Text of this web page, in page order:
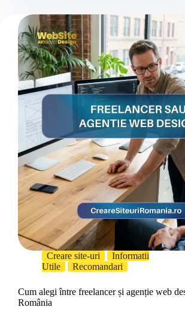
Creare site-uri
Informatii
Utile
Recomandari
Cum alegi între freelancer și agenție web
România